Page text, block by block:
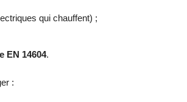
qui chauffent) ;
EN 14604.
: